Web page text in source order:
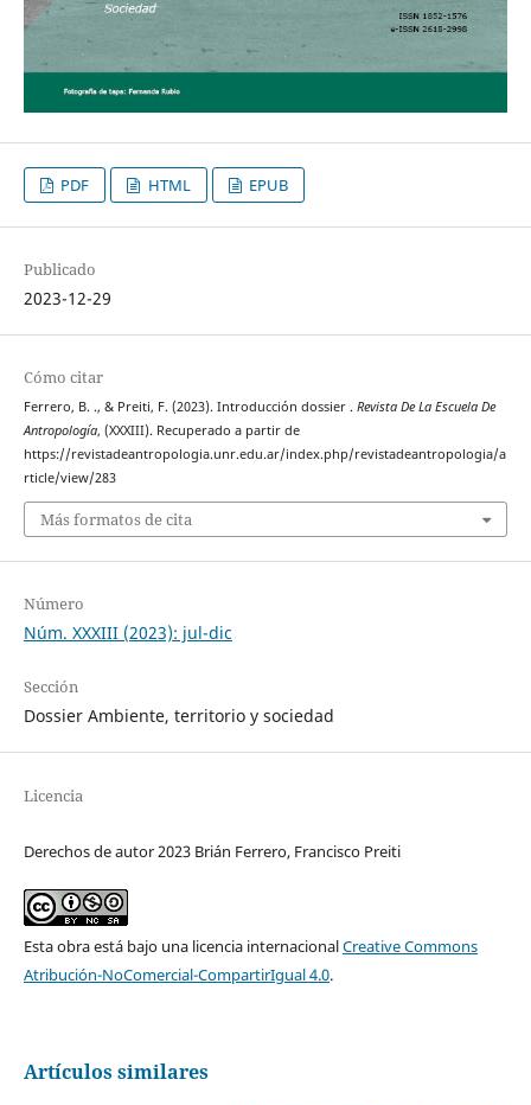
PDF HTML EPUB
Publicado
2023-12-29
Cómo citar
Ferrero, B. ., & Preiti, F. (2023). Introducción dossier . Revista De La Escuela De
Antropología, (XXXIII). Recuperado a partir de
https://revistadeantropologia.unr.edu.ar/index.php/revistadeantropologia/a
rticle/view/283
Más formatos de cita
Número
Núm. XXXIII (2023): jul-dic
Sección
Dossier Ambiente, territorio y sociedad
Licencia
Derechos de autor 2023 Brián Ferrero, Francisco Preiti
Esta obra está bajo una licencia internacionalCreative Commons
Atribución-NoComercial-CompartirIgual 4.0.
Artículos similares